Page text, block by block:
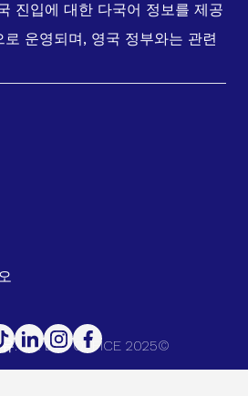
진입에 대한 다국어 정보를 제공
운영되며, 영국 정부와는 관련
. UK ETA OFFICE 2025©